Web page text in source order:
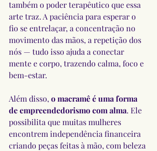
também o poder terapêutico que essa
arte traz. A paciência para esperar o
fio se entrelaçar, a concentração no
movimento das mãos, a repetição dos
nós — tudo isso ajuda a conectar
mente e corpo, trazendo calma, foco e
bem-estar.
Além disso, o macramê é uma forma
de empreendedorismo com alma. Ele
possibilita que muitas mulheres
encontrem independência financeira
criando peças feitas à mão, com beleza